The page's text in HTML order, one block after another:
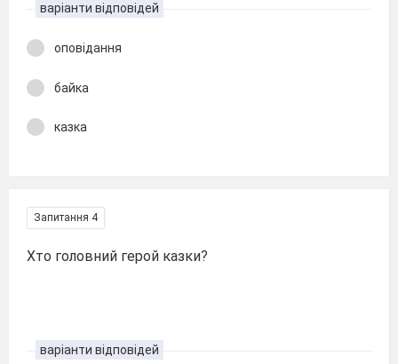
варіанти відповідей
оповідання
байка
казка
Запитання 4
Хто головний герой казки?
варіанти відповідей